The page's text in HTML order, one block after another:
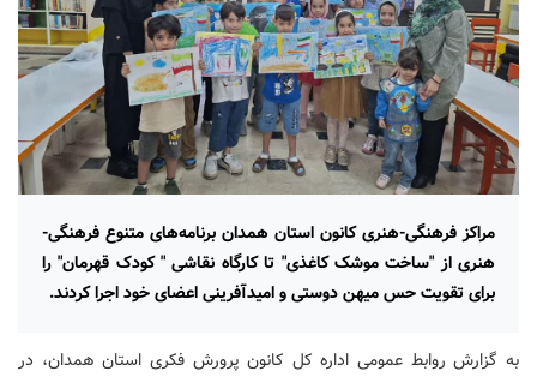
مراکز فرهنگی-هنری کانون استان همدان برنامه‌های متنوع فرهنگی-
هنری از "ساخت موشک کاغذی" تا کارگاه نقاشی " کودک قهرمان" را
برای تقویت حس میهن دوستی و امیدآفرینی اعضای خود اجرا کردند.
به گزارش روابط عمومی اداره کل کانون پرورش فکری استان همدان، در